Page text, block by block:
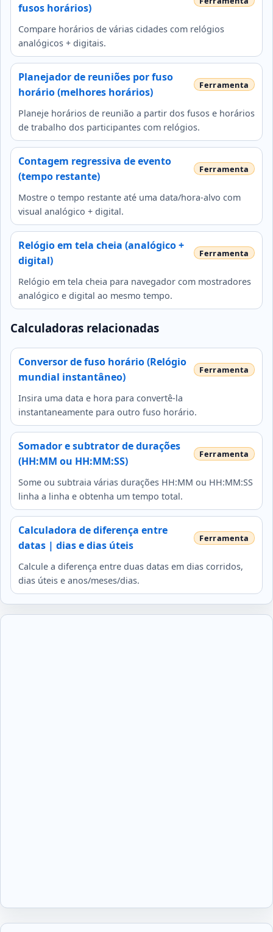
fusos horários)
Compare horários de várias cidades com relógios
analógicos + digitais.
Planejador de reuniões por fuso
horário (melhores horários)
Planeje horários de reunião a partir dos fusos e horários
de trabalho dos participantes com relógios.
Contagem regressiva de evento
(tempo restante)
Mostre o tempo restante até uma data/hora-alvo com
visual analógico + digital.
Relógio em tela cheia (analógico +
digital)
Relógio em tela cheia para navegador com mostradores
analógico e digital ao mesmo tempo.
Calculadoras relacionadas
Conversor de fuso horário (Relógio
mundial instantâneo)
Insira uma data e hora para convertê-la
instantaneamente para outro fuso horário.
Somador e subtrator de durações
(HH:MM ou HH:MM:SS)
Some ou subtraia várias durações HH:MM ou HH:MM:SS
linha a linha e obtenha um tempo total.
Calculadora de diferença entre
datas | dias e dias úteis
Calcule a diferença entre duas datas em dias corridos,
dias úteis e anos/meses/dias.